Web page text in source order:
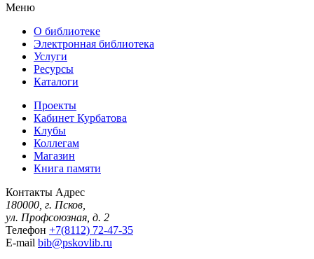
Меню
О библиотеке
Электронная библиотека
Услуги
Ресурсы
Каталоги
Проекты
Кабинет Курбатова
Клубы
Коллегам
Магазин
Книга памяти
Контакты Адрес
180000, г. Псков,
ул. Профсоюзная, д. 2
Телефон +7(8112) 72-47-35
E-mail bib@pskovlib.ru